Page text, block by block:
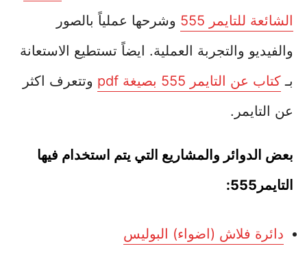
الشائعة للتايمر 555
وشرحها عملياً بالصور
والفيديو والتجربة العملية. ايضاً تستطيع الاستعانة
بـ كتاب عن التايمر 555 بصيغة pdf
وتتعرف اكثر
عن التايمر.
بعض الدوائر والمشاريع التي يتم استخدام فيها
التايمر555:
دائرة فلاش (اضواء) البوليس